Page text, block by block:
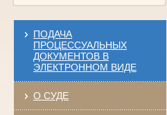
ПОДАЧА
ПРОЦЕССУАЛЬНЫХ
ДОКУМЕНТОВ В
ЭЛЕКТРОННОМ ВИДЕ
О СУДЕ